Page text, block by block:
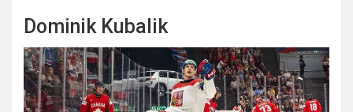
Dominik Kubalik